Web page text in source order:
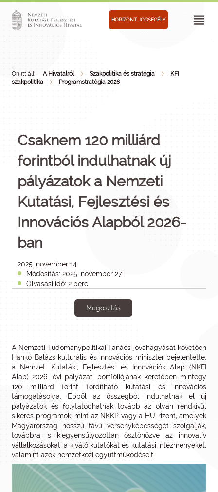
HORIZONT JOGSEGÉLY
Ön itt áll: A Hivatalról Szakpolitika és stratégia
KFI
szakpolitika
Programstratégia 2026
Csaknem 120 milliárd
forintból indulhatnak új
pályázatok a Nemzeti
Kutatási, Fejlesztési és
Innovációs Alapból 2026-
ban
2025. november 14.
Módosítás: 2025. november 27.
Olvasási idő: 2 perc
Megosztás
A Nemzeti Tudománypolitikai Tanács jóváhagyását követően
Hankó Balázs kulturális és innovációs miniszter bejelentette:
a Nemzeti Kutatási, Fejlesztési és Innovációs Alap (NKFI
Alap) 2026. évi pályázati portfóliójának keretében mintegy
120 milliárd forint fordítható kutatási és innovációs
támogatásokra. Ebből az összegből indulhatnak el új
pályázatok és folytatódhatnak tovább az olyan rendkívül
sikeres programok, mint az NKKP vagy a HU-rizont, amelyek
Magyarország hosszú távú versenyképességét szolgálják,
továbbra is kiegyensúlyozottan ösztönözve az innovatív
vállalkozásokat, a kiváló kutatókat és kutatási intézményeket,
valamint azok nemzetközi együttműködéseit.